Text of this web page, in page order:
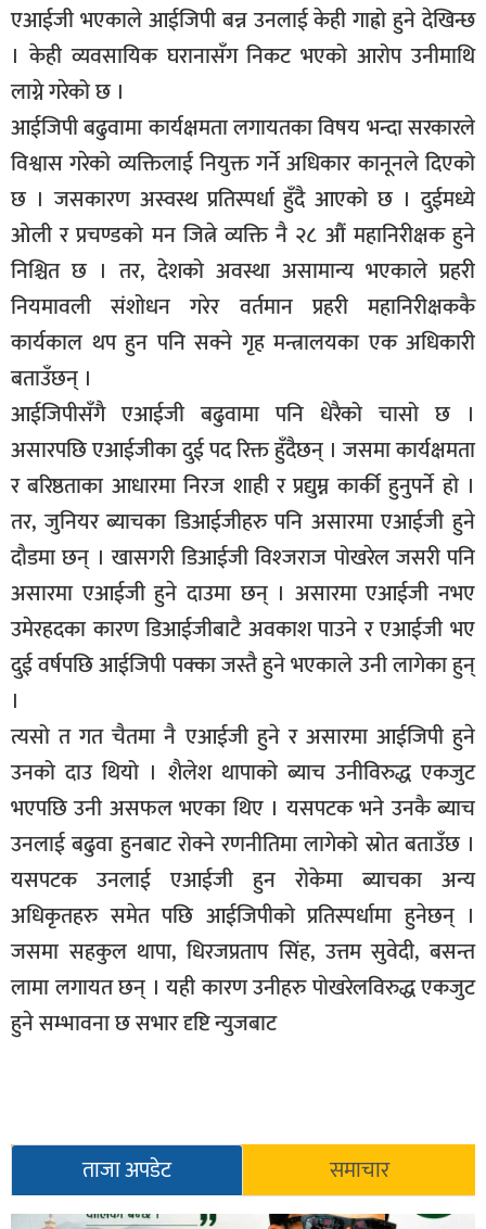
एआईजी भएकाले आईजिपी बन्न उनलाई केही गाह्रो हुने देखिन्छ
। केही व्यवसायिक घरानासँग निकट भएको आरोप उनीमाथि
लाग्ने गरेको छ ।
आईजिपी बढुवामा कार्यक्षमता लगायतका विषय भन्दा सरकारले
विश्वास गरेको व्यक्तिलाई नियुक्त गर्ने अधिकार कानूनले दिएको
छ । जसकारण अस्वस्थ प्रतिस्पर्धा हुँदै आएको छ । दुईमध्ये
ओली र प्रचण्डको मन जित्ने व्यक्ति नै २८ औं महानिरीक्षक हुने
निश्चित छ । तर, देशको अवस्था असामान्य भएकाले प्रहरी
नियमावली संशोधन गरेर वर्तमान प्रहरी महानिरीक्षककै
कार्यकाल थप हुन पनि सक्ने गृह मन्त्रालयका एक अधिकारी
बताउँछन् ।
आईजिपीसँगै एआईजी बढुवामा पनि धेरैको चासो छ ।
असारपछि एआईजीका दुई पद रिक्त हुँदैछन् । जसमा कार्यक्षमता
र बरिष्ठताका आधारमा निरज शाही र प्रद्युम्न कार्की हुनुपर्ने हो ।
तर, जुनियर ब्याचका डिआईजीहरु पनि असारमा एआईजी हुने
दौडमा छन् । खासगरी डिआईजी विश्जराज पोखरेल जसरी पनि
असारमा एआईजी हुने दाउमा छन् । असारमा एआईजी नभए
उमेरहदका कारण डिआईजीबाटै अवकाश पाउने र एआईजी भए
दुई वर्षपछि आईजिपी पक्का जस्तै हुने भएकाले उनी लागेका हुन्
।
त्यसो त गत चैतमा नै एआईजी हुने र असारमा आईजिपी हुने
उनको दाउ थियो । शैलेश थापाको ब्याच उनीविरुद्ध एकजुट
भएपछि उनी असफल भएका थिए । यसपटक भने उनकै ब्याच
उनलाई बढुवा हुनबाट रोक्ने रणनीतिमा लागेको स्रोत बताउँछ ।
यसपटक उनलाई एआईजी हुन रोकेमा ब्याचका अन्य
अधिकृतहरु समेत पछि आईजिपीको प्रतिस्पर्धामा हुनेछन् ।
जसमा सहकुल थापा, धिरजप्रताप सिंह, उत्तम सुवेदी, बसन्त
लामा लगायत छन् । यही कारण उनीहरु पोखरेलविरुद्ध एकजुट
हुने सम्भावना छ सभार दृष्टि न्युजबाट
ताजा अपडेट समाचार